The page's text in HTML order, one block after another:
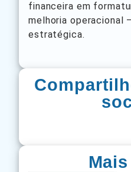
financeira em
melhoria operacional
estratégica.